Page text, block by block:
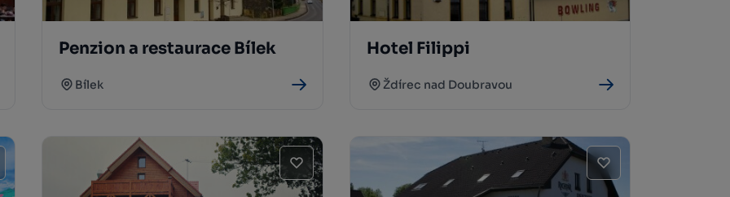
Penzion a restaurace Bílek
Bílek
Hotel Filippi
Ždírec nad Doubravou